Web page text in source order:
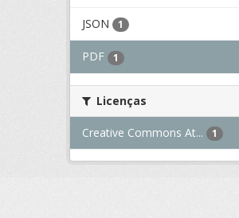
JSON 1
PDF 1
Licenças
Creative Commons At... 1